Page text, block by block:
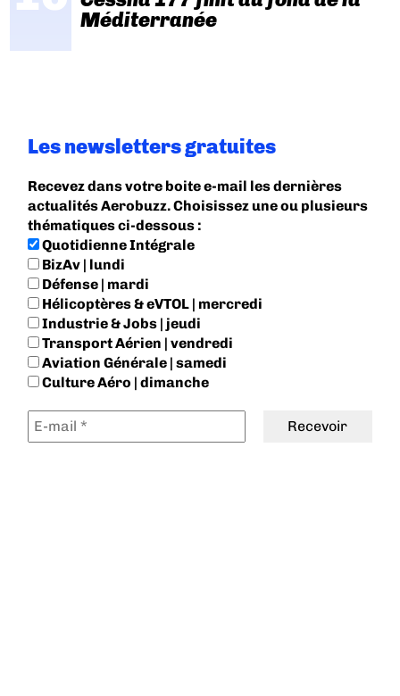
Méditerranée
Les newsletters gratuites
Recevez dans votre boite e-mail les dernières
actualités Aerobuzz. Choisissez une ou plusieurs
thématiques ci-dessous :
Quotidienne Intégrale
BizAv | lundi
Défense | mardi
Hélicoptères & eVTOL | mercredi
Industrie & Jobs | jeudi
Transport Aérien | vendredi
Aviation Générale | samedi
Culture Aéro | dimanche